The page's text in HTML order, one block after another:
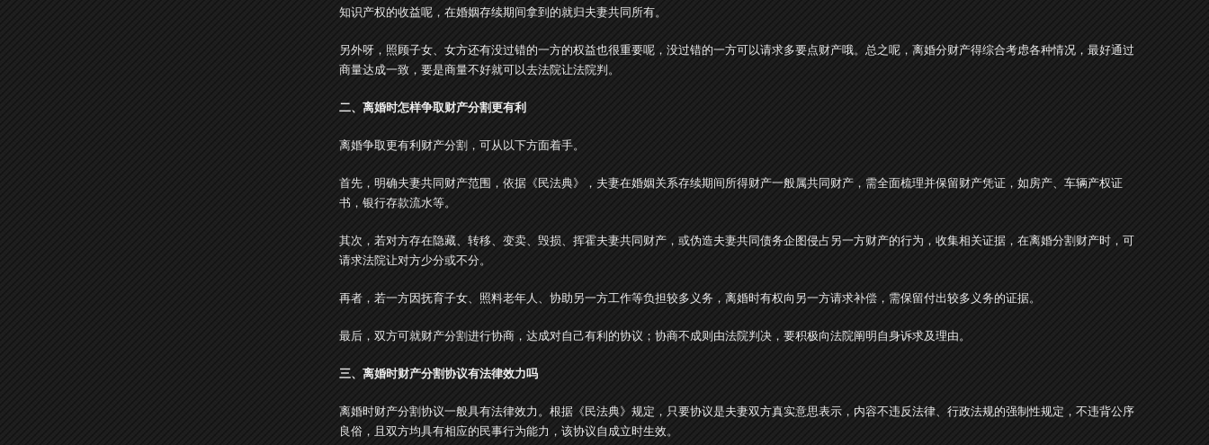
知识产权的收益呢，在婚姻存续期间拿到的就归夫妻共同所有。
另外呀，照顾子女、女方还有没过错的一方的权益也很重要呢，没过错的一方可以请求多要点财产哦。总之呢，离婚分财产得综合考虑各种情况，最好通过
商量达成一致，要是商量不好就可以去法院让法院判。
二、离婚时怎样争取财产分割更有利
离婚争取更有利财产分割，可从以下方面着手。
首先，明确夫妻共同财产范围，依据《民法典》，夫妻在婚姻关系存续期间所得财产一般属共同财产，需全面梳理并保留财产凭证，如房产、车辆产权证
书，银行存款流水等。
其次，若对方存在隐藏、转移、变卖、毁损、挥霍夫妻共同财产，或伪造夫妻共同债务企图侵占另一方财产的行为，收集相关证据，在离婚分割财产时，可
请求法院让对方少分或不分。
再者，若一方因抚育子女、照料老年人、协助另一方工作等负担较多义务，离婚时有权向另一方请求补偿，需保留付出较多义务的证据。
最后，双方可就财产分割进行协商，达成对自己有利的协议；协商不成则由法院判决，要积极向法院阐明自身诉求及理由。
三、离婚时财产分割协议有法律效力吗
离婚时财产分割协议一般具有法律效力。根据《民法典》规定，只要协议是夫妻双方真实意思表示，内容不违反法律、行政法规的强制性规定，不违背公序
良俗，且双方均具有相应的民事行为能力，该协议自成立时生效。